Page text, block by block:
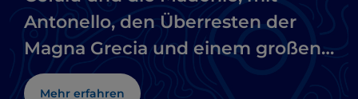
Antonello, den Überresten der
Magna Grecia und einem großen
Naturpark
Mehr erfahren